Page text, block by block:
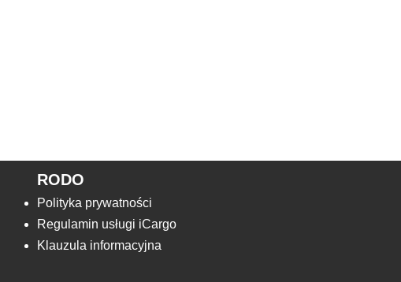
RODO
Polityka prywatności
Regulamin usługi iCargo
Klauzula informacyjna